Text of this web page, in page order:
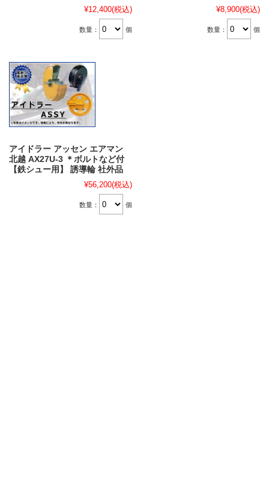
¥12,400(税込)
数量： 個
¥8,900(税込)
数量： 個
アイドラー アッセン エアマン
北越 AX27U-3 ＊ボルトなど付
【鉄シュー用】 誘導輪 社外品
¥56,200(税込)
数量： 個